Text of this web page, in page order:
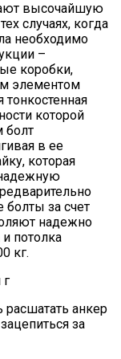
высочайшую
случаях, когда
необходимо
–
коробки,
элементом
тонкостенная
которой
болт
в ее
которая
болты за счет
надежно
потолка
кг.
анкер
за